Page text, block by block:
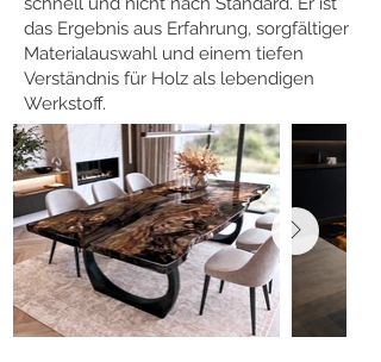
das Ergebnis aus Erfahrung, sorgfältiger
Materialauswahl und einem tiefen
Verständnis für Holz als lebendigen
Werkstoff.